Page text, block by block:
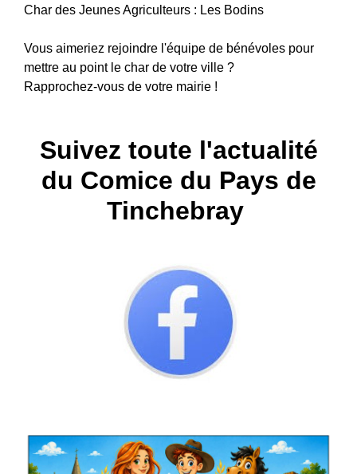
Char des Jeunes Agriculteurs : Les Bodins
Vous aimeriez rejoindre l'équipe de bénévoles pour
mettre au point le char de votre ville ?
Rapprochez-vous de votre mairie !
Suivez toute l'actualité
du Comice du Pays de
Tinchebray